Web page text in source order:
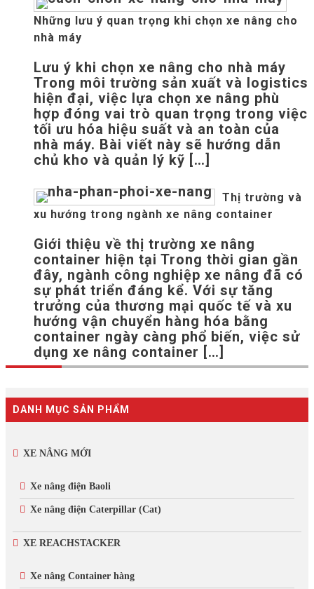
Những lưu ý quan trọng khi chọn xe nâng cho
nhà máy
Lưu ý khi chọn xe nâng cho nhà máy
Trong môi trường sản xuất và logistics
hiện đại, việc lựa chọn xe nâng phù
hợp đóng vai trò quan trọng trong việc
tối ưu hóa hiệu suất và an toàn của
nhà máy. Bài viết này sẽ hướng dẫn
chủ kho và quản lý kỹ […]
Thị trường và
xu hướng trong ngành xe nâng container
Giới thiệu về thị trường xe nâng
container hiện tại Trong thời gian gần
đây, ngành công nghiệp xe nâng đã có
sự phát triển đáng kể. Với sự tăng
trưởng của thương mại quốc tế và xu
hướng vận chuyển hàng hóa bằng
container ngày càng phổ biến, việc sử
dụng xe nâng container […]
DANH MỤC SẢN PHẨM
XE NÂNG MỚI
Xe nâng điện Baoli
Xe nâng điện Caterpillar (Cat)
XE REACHSTACKER
Xe nâng Container hàng